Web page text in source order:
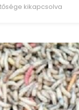
bejegyzéshez
kikapcsolva